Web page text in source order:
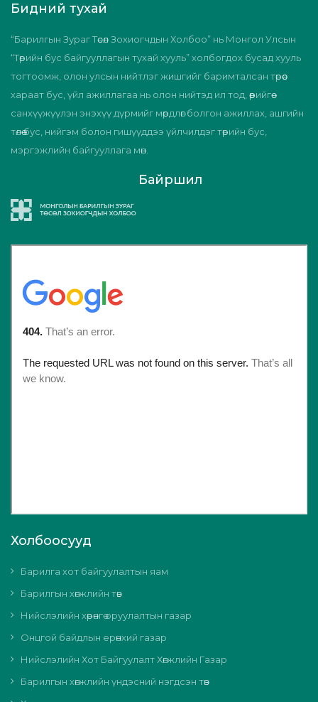
Бидний тухай
“Барилгын Зураг Төсөл Зохиогчдын Холбоо” нь Монгол Улсын
“Төрийн бус байгууллагын тухай хууль” холбогдох бусад хууль
тогтоомж, олон улсын нийтлэг жишгийг баримталсан төрөөс
хараат бус, үйл ажиллагаа нь олон нийтэд ил тод, өөрийгөө
санхүүжүүлэн энэхүү дүрмийг мөрдлөг болгон ажиллах, ашгийн
төлөө бус, нийгэм болон гишүүддээ үйлчилдэг төрийн бус,
мэргэжлийн байгууллага мөн.
Байршил
Холбоосууд
Барилга хот байгуулалтын яам
Барилгын хөгжлийн төв
Нийслэлийн хөрөнгө оруулалтын газар
Онцгой байдлын ерөнхий газар
Нийслэлийн Хот Байгуулалт Хөгжлийн Газар
Барилгын хөгжлийн үндэсний нэгдсэн төв